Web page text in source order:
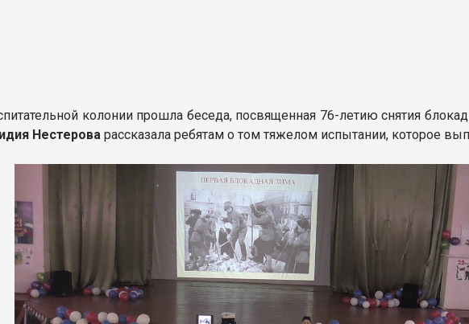
колонии прошла беседа, посвященная 76-летию снятия
Нестерова рассказала ребятам о том тяжелом испытании, которое